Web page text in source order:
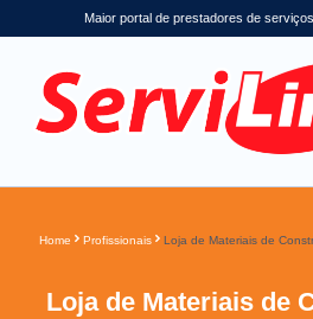
Maior portal de prestadores de
Home Profissionais Loja de Materiais de
Loja de Materiais de